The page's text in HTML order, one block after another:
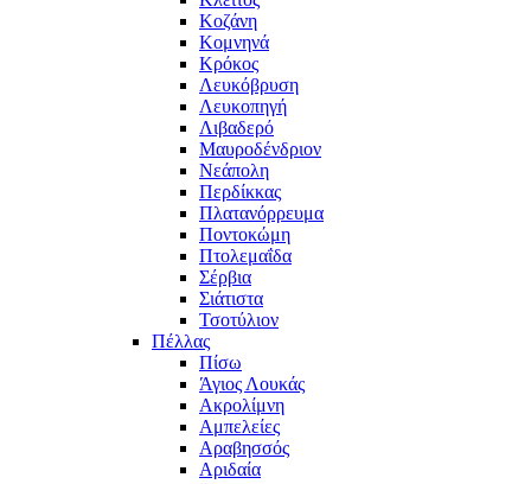
Κοζάνη
Κομνηνά
Κρόκος
Λευκόβρυση
Λευκοπηγή
Λιβαδερό
Μαυροδένδριον
Νεάπολη
Περδίκκας
Πλατανόρρευμα
Ποντοκώμη
Πτολεμαΐδα
Σέρβια
Σιάτιστα
Τσοτύλιον
Πέλλας
Πίσω
Άγιος Λουκάς
Ακρολίμνη
Αμπελείες
Αραβησσός
Αριδαία